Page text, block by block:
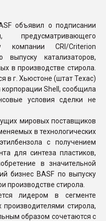
бутылок
ПЕРЕЙТИ НА
объявил о подписании
предусматривающего
компании CRI/Criterion
выпуску катализаторов,
в производстве стирола.
в г. Хьюстоне (штат Техас)
корпорации Shell, сообщила
условия сделки не
мировых поставщиков
в технологических
с получением
для синтеза пластиков,
в значительной
бизнес BASF по выпуску
производстве стирола.
лидером в сегменте
производителями стирола,
образом сочетаются с